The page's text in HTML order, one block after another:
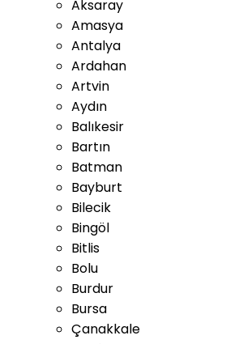
Aksaray
Amasya
Antalya
Ardahan
Artvin
Aydın
Balıkesir
Bartın
Batman
Bayburt
Bilecik
Bingöl
Bitlis
Bolu
Burdur
Bursa
Çanakkale